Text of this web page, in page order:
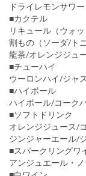
ドライレモンサワ
■カクテル
リキュール（ウォ
割もの（ソーダ/ト
龍茶/オレンジジュ
■チューハイ
ウーロンハイ/ジャ
■ハイボール
ハイボール/コーク
■ソフトドリンク
オレンジジュース/
ジンジャーエール/
■スパークリングワ
アンジュエール・